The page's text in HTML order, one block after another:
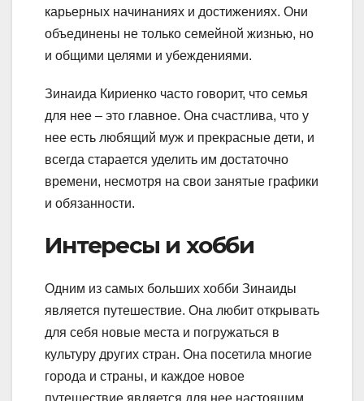
карьерных начинаниях и достижениях. Они
объединены не только семейной жизнью, но
и общими целями и убеждениями.
Зинаида Кириенко часто говорит, что семья
для нее – это главное. Она счастлива, что у
нее есть любящий муж и прекрасные дети, и
всегда старается уделить им достаточно
времени, несмотря на свои занятые графики
и обязанности.
Интересы и хобби
Одним из самых больших хобби Зинаиды
является путешествие. Она любит открывать
для себя новые места и погружаться в
культуру других стран. Она посетила многие
города и страны, и каждое новое
путешествие является для нее настоящим